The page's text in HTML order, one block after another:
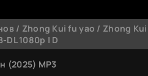
/ Zhong Kui fu yao / Zhong Kui
DL 1080p | D
(2025) МР3